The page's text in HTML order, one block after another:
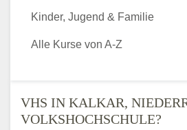
VHS IN KALKAR,
VOLKSHOCHSCHULE?
Kinder, Jugend & Familie
Alle Kurse von A-Z